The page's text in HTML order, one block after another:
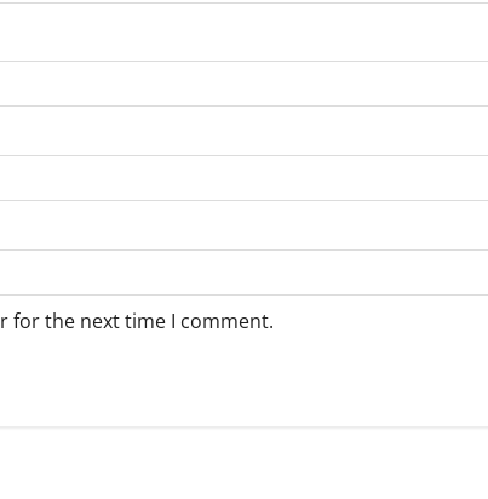
for the next time I comment.